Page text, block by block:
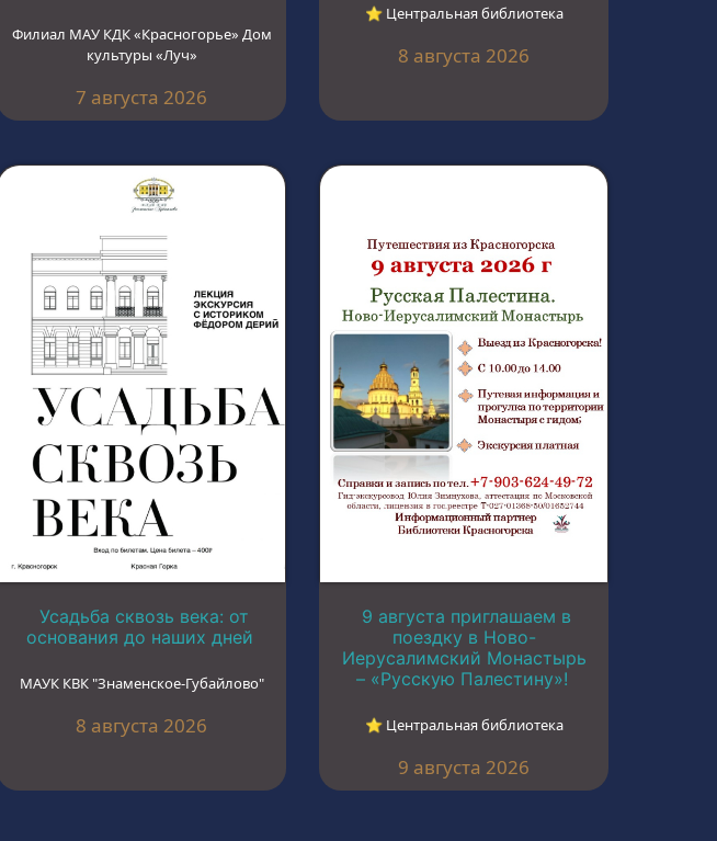
Филиал МАУ КДК «Красногорье» Дом
культуры «Луч»
7 августа 2026
⭐︎ Центральная библиотека
8 августа 2026
Усадьба сквозь века: от
основания до наших дней
МАУК КВК "Знаменское-Губайлово"
8 августа 2026
9 августа приглашаем в
поездку в Ново-
Иерусалимский Монастырь
– «Русскую Палестину»!
⭐︎ Центральная библиотека
9 августа 2026